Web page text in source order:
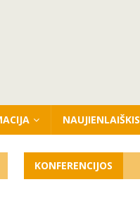
NAUJIENLAIŠKIS
KONFERENCIJOS